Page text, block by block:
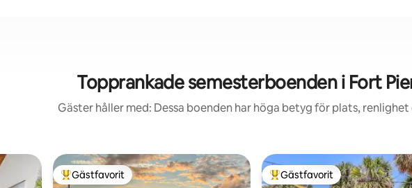
Topprankade semesterboenden i Fort
Gäster håller med: Dessa boenden har höga betyg för plats, renlighet
Populär gästfavorit
Gästfavorit Populär gästfavorit
Gästfavorit